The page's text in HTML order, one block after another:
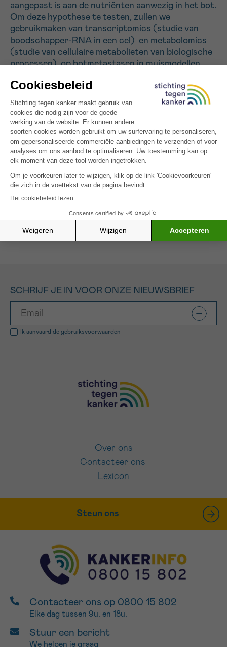
aangepast is aan de nutriënten aanwezig in het bot.
Om deze hypothese te testen, zullen we
gebruikmaken van transcriptomics (studie van
boodschapper-RNA in een cel) en metabolomics
(studie van cellulaire metabolieten van biologische
processen) op botmetastasen in muismodellen,
borsttumorcellen en botcellen. Door middel van
bio-informatica, zullen we interessante metabole
paden selecteren en hun belang voor de vorming
van botmetastasen in muismodellen bevestigen. De
klinische relevantie van deze metabole paden zullen
we onderzoeken in een retrospectieve klinische
studie. We verwachten dat deze inzichten zullen
therapeutische targets voor botmetastasen.
SCHRIJF JE IN VOOR ONZE NIEUWSBRIEF
Ik aanvaard de gebruiksvoorwaarden
Over ons
Contacteer ons
Lexicon
Steun ons
Contacteer ons op 0800 15 802
Elke dag tussen 9u. en 18u.
Stuur een bericht
We helpen je graag